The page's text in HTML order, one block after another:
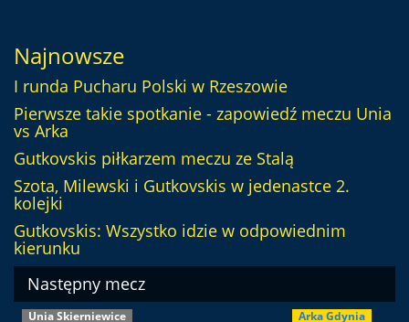
Najnowsze
I runda Pucharu Polski w Rzeszowie
Pierwsze takie spotkanie - zapowiedź meczu Unia
vs Arka
Gutkovskis piłkarzem meczu ze Stalą
Szota, Milewski i Gutkovskis w jedenastce 2.
kolejki
Gutkovskis: Wszystko idzie w odpowiednim
kierunku
Następny mecz
Unia Skierniewice Arka Gdynia